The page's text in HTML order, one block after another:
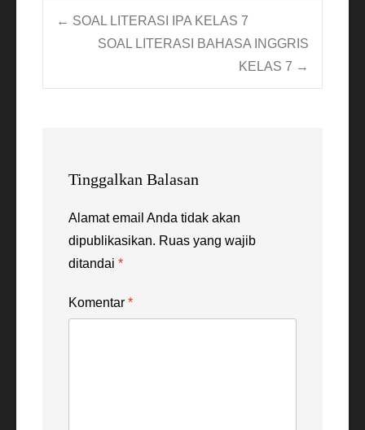
Post
navigation
← SOAL LITERASI IPA KELAS 7
SOAL LITERASI BAHASA INGGRIS
KELAS 7 →
Tinggalkan Balasan
Alamat email Anda tidak akan
dipublikasikan. Ruas yang wajib
ditandai *
Komentar *